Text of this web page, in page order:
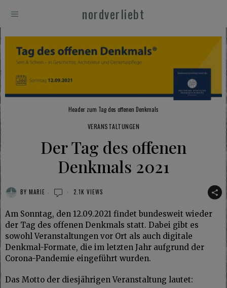
nordverliebt
Header zum Tag des offenen Denkmals
VERANSTALTUNGEN
Der Tag des offenen
Denkmals 2021
BY MARIE 2.1K VIEWS
Am Sonntag, den 12.09.2021 findet bundesweit wieder
der Tag des offenen Denkmals statt. Dabei gibt es
sowohl Veranstaltungen vor Ort als auch digitale
Denkmal-Formate, die im letzten Jahr aufgrund der
Corona-Pandemie eingeführt wurden.
Das Motto der diesjährigen Veranstaltung lautet: